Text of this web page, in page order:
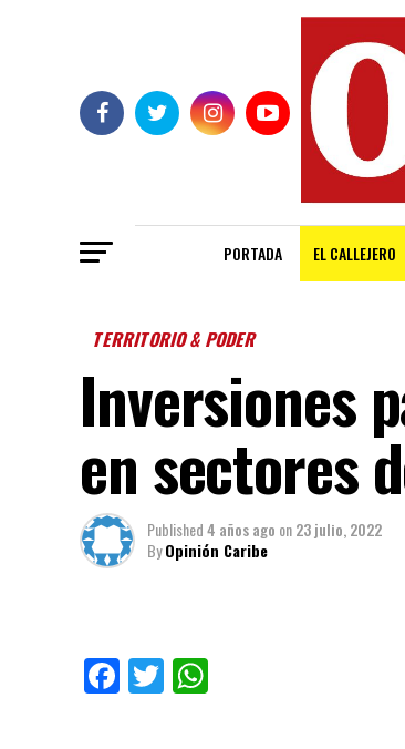
PORTADA EL CALLEJERO
TERRITORIO & PODER
Inversiones
en sectores
Published4 años ago on23 julio, 2022
ByOpinión Caribe
Facebook
Twitter